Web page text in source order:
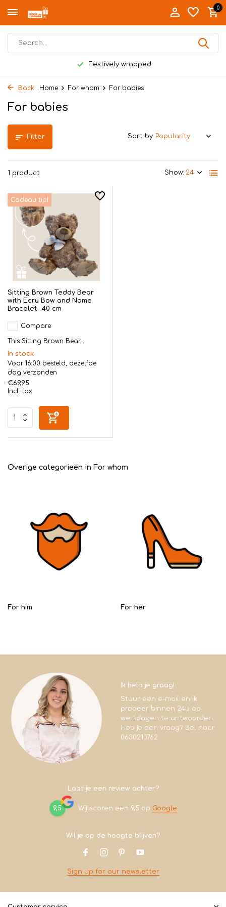
0
Festively wrapped
Back Home For whom For babies
For babies
Filter
1 product Show:
Sort by:
Cadeau tip!
Sitting Brown Teddy Bear
with Ecru Bow and Name
Bracelet- 40 cm
Compare
This Sitting Brown Bear...
In stock
Voor 16:00 besteld, dezelfde
dag verzonden
€69,95
Incl. tax
Overige categorieën in For whom
For him For her
Ik help je graag!
Stuur een e-mail en ik
probeer binnen 24u op
werkdagen te antwoorden.
Heb je een vraag? Bel naar
0630210762
Laat je een review achter?
9,5 Wij scoren een 9,5 op Google
Wil je op de hoogte blijven?
Sign up for our newsletter